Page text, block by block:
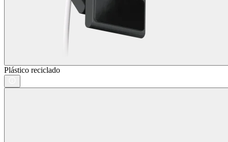
Plástico reciclado